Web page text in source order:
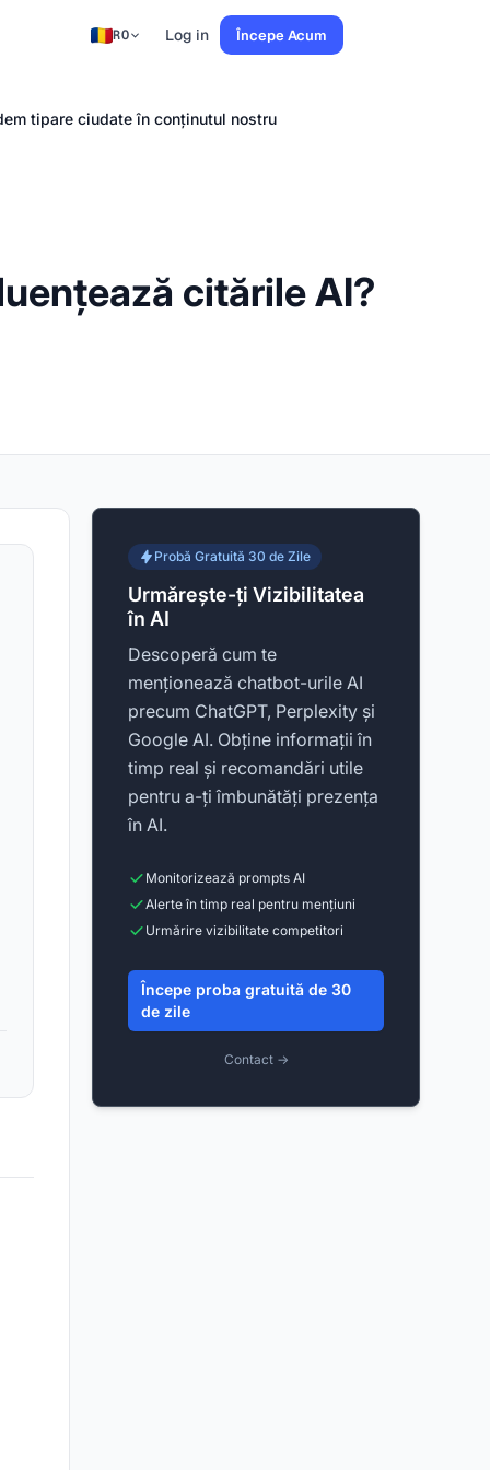
RO Log in Începe Acum
tipare ciudate în conținutul nostru
citările AI?
Probă Gratuită 30 de Zile
Urmărește-ți Vizibilitatea
în AI
Descoperă cum te
menționează chatbot-urile AI
precum ChatGPT, Perplexity și
Google AI. Obține informații în
timp real și recomandări utile
pentru a-ți îmbunătăți prezența
în AI.
Monitorizează prompts AI
Alerte în timp real pentru mențiuni
Urmărire vizibilitate competitori
Începe proba gratuită de 30
de zile
Contact →